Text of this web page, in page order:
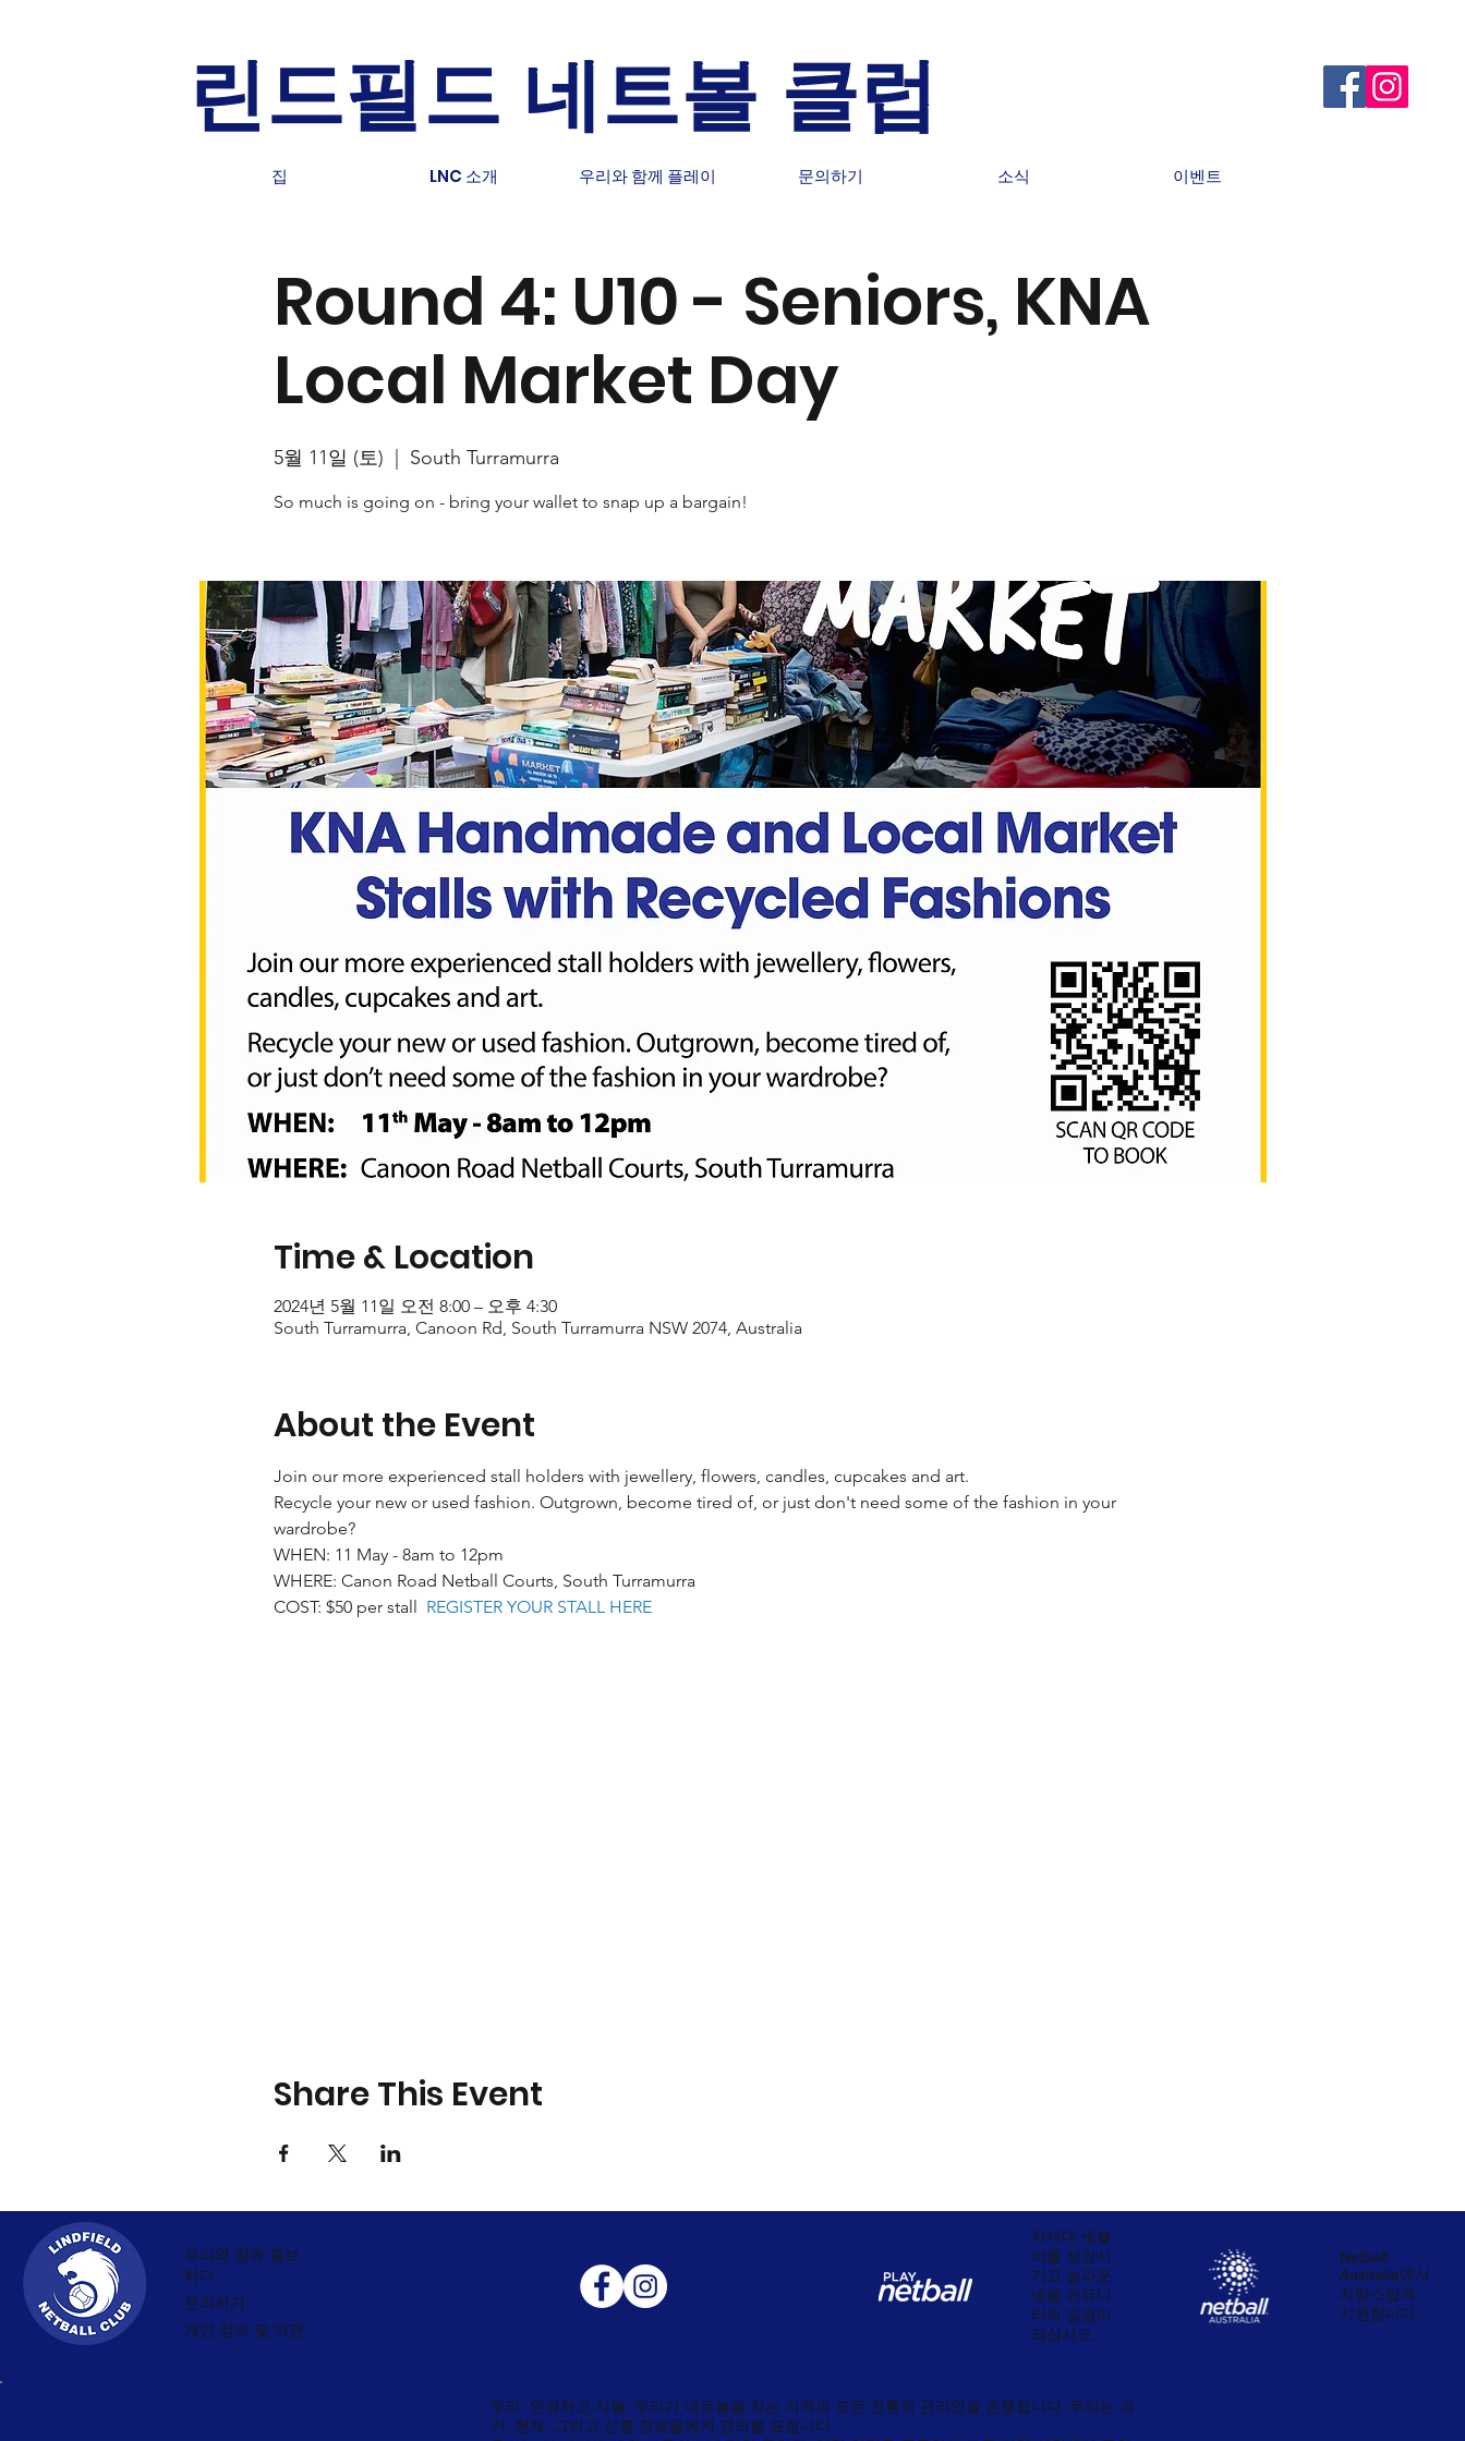
린드필드 네트볼 클럽
집 LNC 소개 우리와 함께 플레이 문의하기 소식 이벤트
Round 4: U10 - Seniors, KNA
Local Market Day
5월 11일 (토) South Turramurra
So much is going on - bring your wallet to snap up a bargain!
Time & Location
2024년 5월 11일 오전 8:00 – 오후 4:30
South Turramurra, Canoon Rd, South Turramurra NSW 2074, Australia
About the Event
Join our more experienced stall holders with jewellery, flowers, candles, cupcakes and art.
Recycle your new or used fashion. Outgrown, become tired of, or just don't need some of the fashion in your
wardrobe?
WHEN: 11 May - 8am to 12pm
WHERE: Canon Road Netball Courts, South Turramurra
COST: $50 per stall REGISTER YOUR STALL HERE
Share This Event
우리와 함께 홍보
하다
문의하기
개인 정보 및 약관
Netball
Australia에서
자랑스럽게
지원합니다.
차세대 넷볼
러를 성장시
키고 놀라운
넷볼 커뮤니
티의 일원이
되십시오.
우리 인정하고 지불
우리가 네트볼을 하는 지역의 모든 전통적 관리인을 존중합니다. 우리는 과
거, 현재, 그리고 신흥 장로들에게 경의를 표합니다.